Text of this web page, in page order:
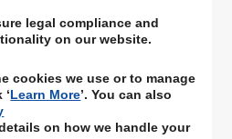
எஸ்.ஹெச்.ஜிகள் அல்லது
நிறுவனங்கள் இந்த
ஒரு வருடத்திற்கு நீளமான
கோத காலங்களில் பல்வேறு
பிளாட்ஃபாரம் அன்டாடா
legal compliance and
on our website.
cookies we use or to manage
Learn More’. You can also
on how we handle your